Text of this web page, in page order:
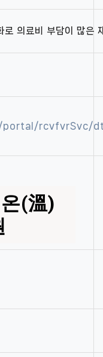
의료비 부담이 많은
rcvfvrSvc/
(溫)